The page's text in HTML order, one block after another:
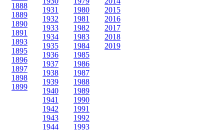
1888
1889
1890
1891
1893
1895
1896
1897
1898
1899
1931
1932
1933
1934
1935
1936
1937
1938
1939
1940
1941
1942
1943
1944
1980
1981
1982
1983
1984
1985
1986
1987
1988
1989
1990
1991
1992
1993
2015
2016
2017
2018
2019